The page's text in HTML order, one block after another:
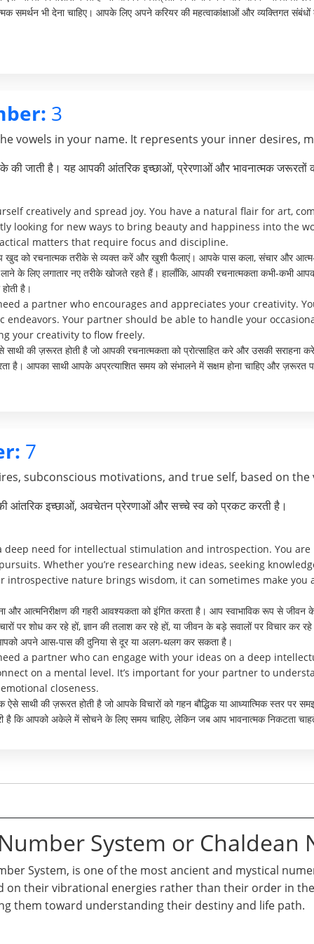
समर्थन भी देना चाहिए। आपके लिए अपने करियर की महत्वाकांक्षाओं और व्यक्तिगत
3
vowels in your name. It represents your inner desires,
जाती है। यह आपकी आंतरिक इच्छाओं, प्रेरणाओं और भावनात्मक जरूरतों
creatively and spread joy. You have a natural flair for art,
looking for new ways to bring beauty and happiness into the
matters that require focus and discipline.
को रचनात्मक तरीके से व्यक्त करें और खुशी फैलाएं। आपके पास कला, संचार और आत्म-
के लिए लगातार नए तरीके खोजते रहते हैं। हालाँकि, आपकी रचनात्मकता कभी-कभी
है।
a partner who encourages and appreciates your creativity.
Your partner should be able to handle your
your creativity to flow freely.
साथी की ज़रूरत होती है जो आपकी रचनात्मकता को प्रोत्साहित करे और उसकी
है। आपका साथी आपके अप्रत्याशित समय को संभालने में सक्षम होना चाहिए और ज़रूरत
7
subconscious motivations, and true self, based on
आंतरिक इच्छाओं, अवचेतन प्रेरणाओं और सच्चे स्व को प्रकट करती है।
need for intellectual stimulation and introspection. You
Whether you’re researching new ideas, seeking
nature brings wisdom, it can sometimes make
और आत्मनिरीक्षण की गहरी आवश्यकता को इंगित करता है। आप स्वाभाविक रूप से
पर शोध कर रहे हों, ज्ञान की तलाश कर रहे हों, या जीवन के बड़े सवालों पर विचार
आपको अपने आस-पास की दुनिया से दूर या अलग-थलग कर सकता है।
a partner who can engage with your ideas on a deep
on a mental level. It’s important for your partner to
closeness.
ऐसे साथी की ज़रूरत होती है जो आपके विचारों को गहन बौद्धिक या आध्यात्मिक स्तर
कि आपको अकेले में सोचने के लिए समय चाहिए, लेकिन जब आप भावनात्मक निकटता
System or Chaldean
System, is one of the most ancient and mystical
on their vibrational energies rather than their order in
them toward understanding their destiny and life path.